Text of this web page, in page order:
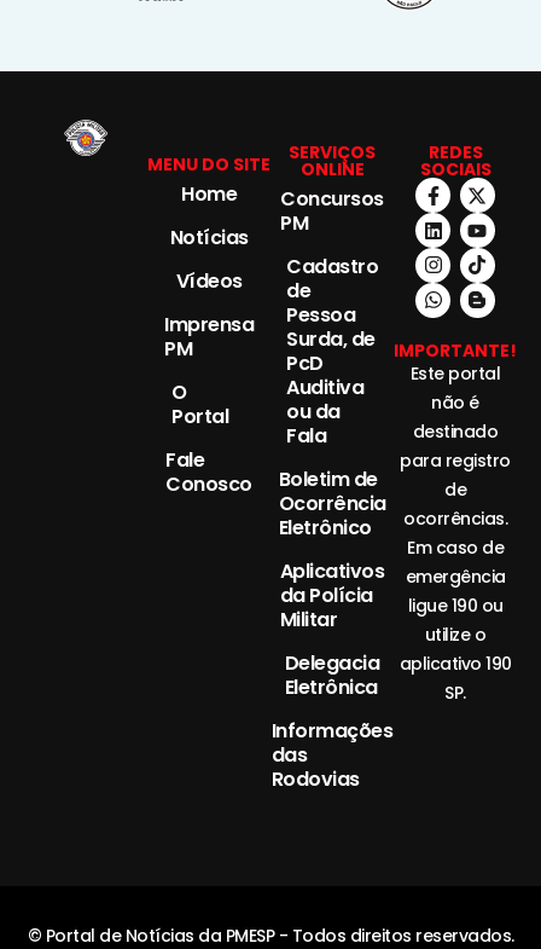
MENU DO SITE
Home
Notícias
Vídeos
Imprensa
PM
O
Portal
Fale
Conosco
SERVIÇOS
ONLINE
Concursos
PM
Cadastro
de
Pessoa
Surda, de
PcD
Auditiva
ou da
Fala
Boletim de
Ocorrência
Eletrônico
Aplicativos
da Polícia
Militar
Delegacia
Eletrônica
Informações
das
Rodovias
REDES
SOCIAIS
IMPORTANTE!
Este portal
não é
destinado
para registro
de
ocorrências.
Em caso de
emergência
ligue 190 ou
utilize o
aplicativo 190
SP.
© Portal de Notícias da PMESP - Todos direitos reservados.